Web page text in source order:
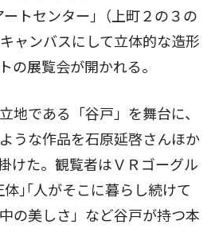
ートセンター｣（上町２の３の
ャンバスにして立体的な造形
の展覧会が開かれる。
地である「谷戸」を舞台に、
うな作品を石原延啓さんほか
けた。観覧者はＶＲゴーグル
｣｢人がそこに暮らし続けて
の美しさ」など谷戸が持つ本